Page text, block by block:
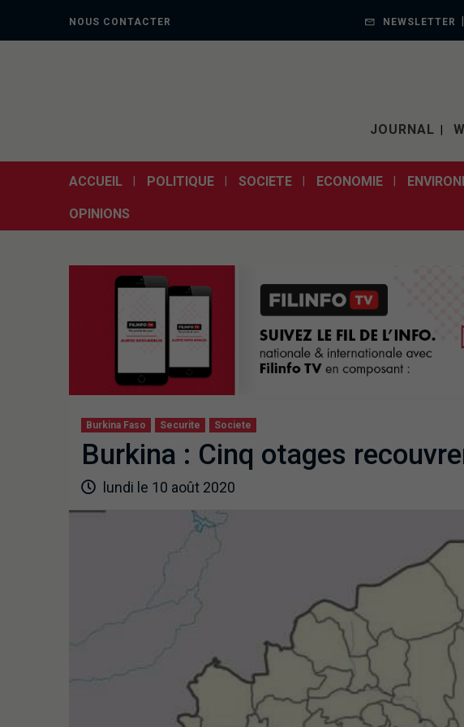
NOUS CONTACTER NEWSLETTER
JOURNAL
ACCUEIL POLITIQUE SOCIETE ECONOMIE
OPINIONS
Burkina Faso Securite Societe
Burkina : Cinq otages
lundi le 10 août 2020